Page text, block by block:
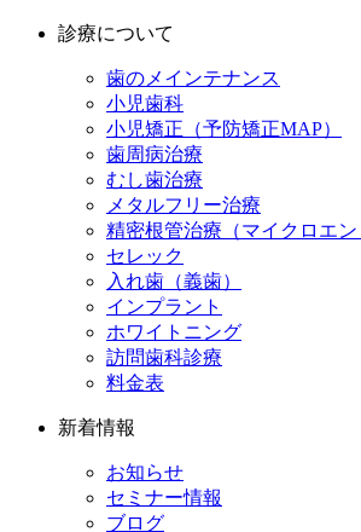
診療について
歯のメインテナンス
小児歯科
小児矯正（予防矯正MAP）
歯周病治療
むし歯治療
メタルフリー治療
精密根管治療（マイクロエン
セレック
入れ歯（義歯）
インプラント
ホワイトニング
訪問歯科診療
料金表
新着情報
お知らせ
セミナー情報
ブログ